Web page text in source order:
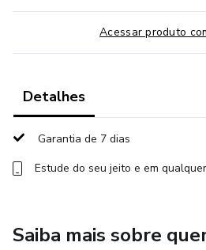
Acessar produto
Detalhes
Garantia de 7 dias
Estude do seu jeito e em
Saiba mais sobre